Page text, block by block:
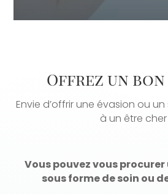
Offrez un bon
Envie d’offrir une évasion ou
à un être cher
Vous pouvez vous
sous forme de soin ou